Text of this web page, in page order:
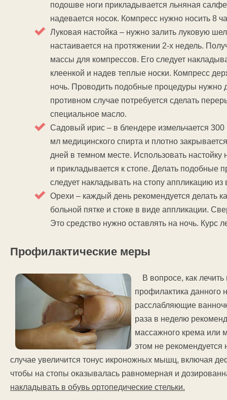
подошве ноги прикладывается льняная
надевается носок. Компресс нужно носить 8
Луковая настойка – нужно залить луковую
настаивается на протяжении 2-х недель.
массы для компрессов. Его следует
клеенкой и надев теплые носки. Компресс
ночь. Проводить подобные процедуры нужно
противном случае потребуется сделать
специальное масло.
Садовый ирис – в блендере измельчается
мл медицинского спирта и плотно
дней в темном месте. Использовать
и прикладывается к стопе. Делать подобные
следует накладывать на стопу аппликацию
Орехи – каждый день рекомендуется делать
больной пятке и стоке в виде аппликации.
Это средство нужно оставлять на ночь. Курс
Профилактические меры
В вопросе, как
профилактика данного
расслабляющие
раза в неделю
массажного крема или
этом не рекомендуется
случае увеличится тонус икроножных мышц, включая
чтобы на стопы оказывалась равномерная и
накладывать в обувь ортопедические стельки.